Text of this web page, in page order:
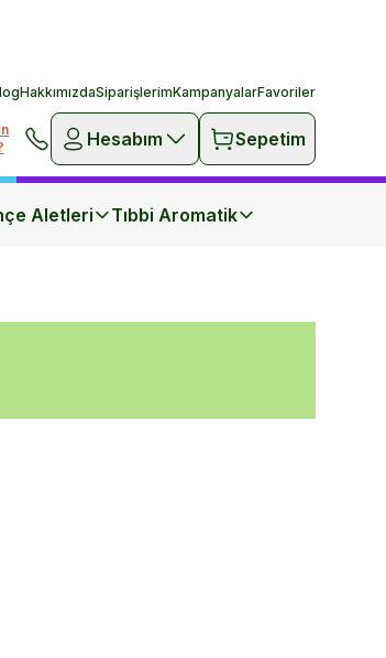
HakkımızdaSiparişlerimKampanyalarFavoriler
Hesabım Sepetim
Aletleri Tıbbi Aromatik